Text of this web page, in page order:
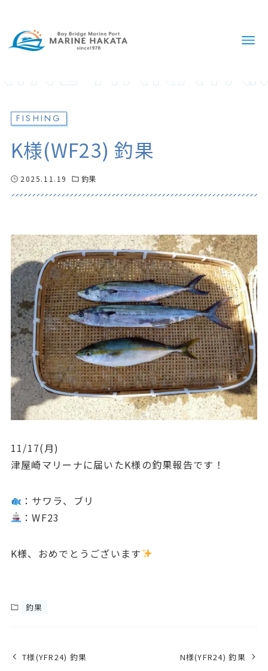
FISHING
K様(WF23) 釣果
2025.11.19 釣果
11/17(月)
津屋崎マリーナに届いたK様の釣果報告です！
：サワラ、ブリ
：WF23
K様、おめでとうございます
釣果
T様(YFR24) 釣果 N様(YFR24) 釣果